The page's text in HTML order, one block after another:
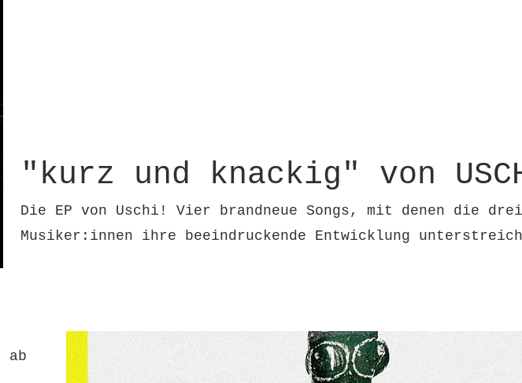
"kurz und knackig" von
Die EP von Uschi! Vier brandneue Songs, mit denen die drei
Musiker:innen ihre beeindruckende Entwicklung
ab